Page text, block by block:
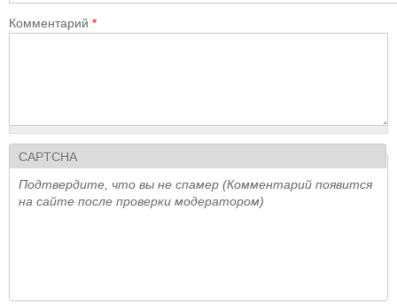
Комментарий *
CAPTCHA
Подтвердите, что вы не спамер (Комментарий появится
на сайте после проверки модератором)